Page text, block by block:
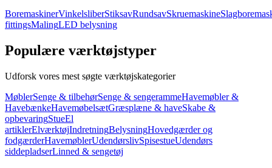
BoremaskinerVinkelsliberStiksavRundsavSkruemaskine
fittingsMalingLED belysning
Populære værktøjstyper
Udforsk vores mest søgte værktøjskategorier
MøblerSenge & tilbehørSenge & sengerammeHavemøbler &
HavebænkeHavemøbelsætGræsplæne & haveSkabe &
opbevaringStueEl
artiklerElværktøjIndretningBelysningHovedgærder og
fodgærderHavemøblerUdendørslivSpisestueUdendørs
siddepladserLinned & sengetøj